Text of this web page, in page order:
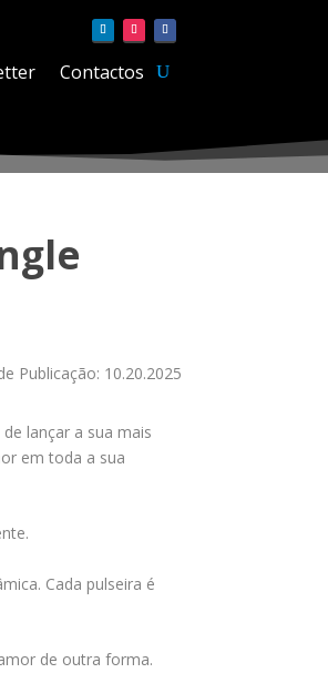
Contactos
Publicação: 10.20.2025
lançar a sua mais
em toda a sua
Cada pulseira é
de outra forma.